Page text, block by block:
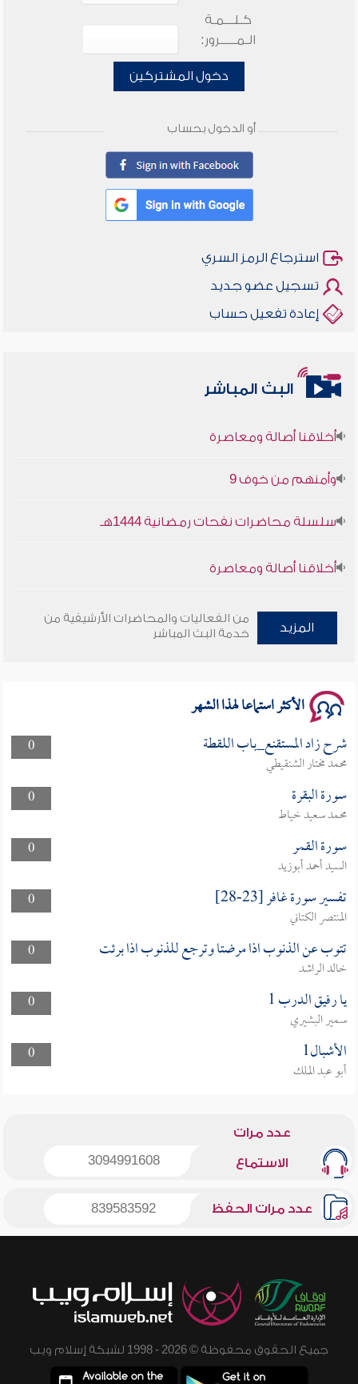
كـلـــمـة
الـمـــــرور:
دخول المشتركين
أو الدخول بحساب
استرجاع الرمز السري
تسجيل عضو جديد
إعادة تفعيل حساب
البث المباشر
سلسلة محاضرات نفحات رمضانية 1444هـ
المزيد
من الفعاليات والمحاضرات الأرشيفية من
خدمة البث المباشر
الأكثر استماعا لهذا الشهر
0 شرح زاد المستقنع_باب اللقطة
محمد مختار الشنقيطي
0
سورة البقرة
محمد سعيد خياط
0
سورة القمر
السيد أحمد أبوزيد
0
تفسير سورة غافر [23-28]
المنتصر الكتاني
0
تتوب عن الذنوب اذا مرضتا وترجع للذنوب اذا برئت
خالد الراشد
0
يا رفيق الدرب 1
سمير البشيري
0
الأشبال1
أبو عبد الملك
عدد مرات
الاستماع 3094991608
عدد مرات الحفظ 839583592
جميع الحقوق محفوظة © 2026 - 1998 لشبكة إسلام ويب